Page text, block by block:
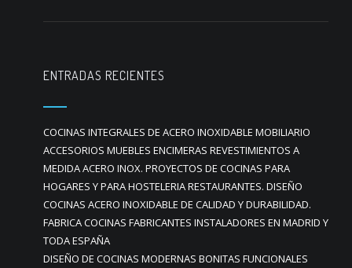
ENTRADAS RECIENTES
COCINAS INTEGRALES DE ACERO INOXIDABLE MOBILIARIO
ACCESORIOS MUEBLES ENCIMERAS REVESTIMIENTOS A
MEDIDA ACERO INOX. PROYECTOS DE COCINAS PARA
HOGARES Y PARA HOSTELERIA RESTAURANTES. DISEÑO
COCINAS ACERO INOXIDABLE DE CALIDAD Y DURABILIDAD.
FABRICA COCINAS FABRICANTES INSTALADORES EN MADRID Y
TODA ESPAÑA
DISEÑO DE COCINAS MODERNAS BONITAS FUNCIONALES